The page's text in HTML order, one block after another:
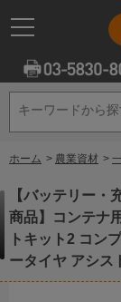
キーワードから探
キーワードから探
ホーム > 農業資材 >
【バッテリー・
商品】コンテナ
トキット2 コン
ータイヤ アシス